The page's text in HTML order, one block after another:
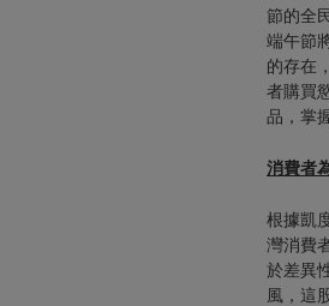
節的全
端午節
的存在
者購買
品，掌
消費者
根據凱
灣消費
於差異
風，這